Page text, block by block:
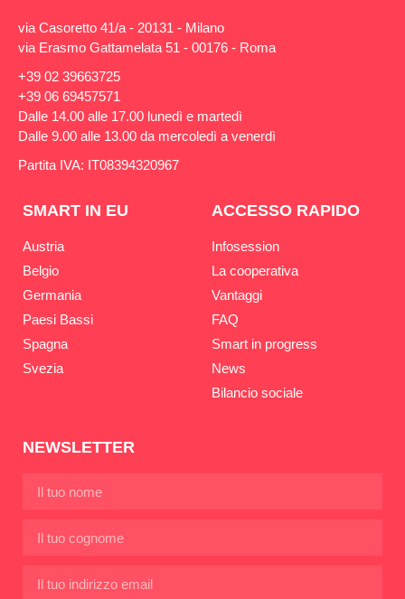
via Casoretto 41/a - 20131 - Milano
via Erasmo Gattamelata 51 - 00176 - Roma
+39 02 39663725
+39 06 69457571
Dalle 14.00 alle 17.00 lunedì e martedì
Dalle 9.00 alle 13.00 da mercoledì a venerdì
Partita IVA: IT08394320967
SMART IN EU
Austria
Belgio
Germania
Paesi Bassi
Spagna
Svezia
ACCESSO RAPIDO
Infosession
La cooperativa
Vantaggi
FAQ
Smart in progress
News
Bilancio sociale
NEWSLETTER